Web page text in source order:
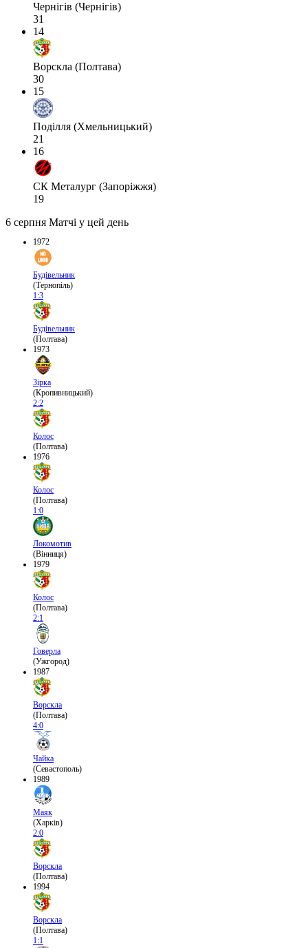
Чернігів (Чернігів)
31
14
Ворскла (Полтава)
30
15
Поділля (Хмельницький)
21
16
СК Металург (Запоріжжя)
19
6 серпня Матчі у цей день
1972
Будівельник
(Тернопіль)
1:3
Будівельник
(Полтава)
1973
Зірка
(Кропивницький)
2:2
Колос
(Полтава)
1976
Колос
(Полтава)
1:0
Локомотив
(Вінниця)
1979
Колос
(Полтава)
2:1
Говерла
(Ужгород)
1987
Ворскла
(Полтава)
4:0
Чайка
(Севастополь)
1989
Маяк
(Харків)
2:0
Ворскла
(Полтава)
1994
Ворскла
(Полтава)
1:1